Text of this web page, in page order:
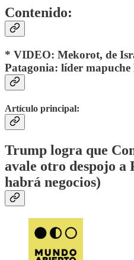
Contenido:
* VIDEO: Mekorot, de
Patagonia: líder
Artículo principal:
Trump logra que
avale otro despojo a
habrá negocios)